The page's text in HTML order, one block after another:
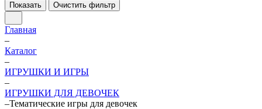
Показать
Очистить фильтр
Главная
–
Каталог
–
ИГРУШКИ И ИГРЫ
–
ИГРУШКИ ДЛЯ ДЕВОЧЕК
–Тематические игры для девочек